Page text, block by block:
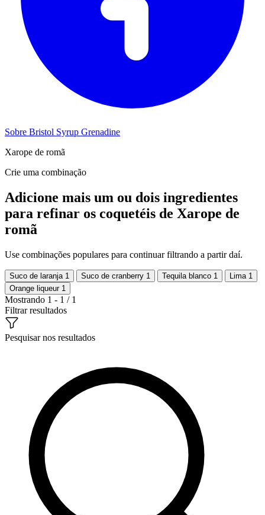
Sobre Bristol Syrup Grenadine
Xarope de romã
Crie uma combinação
Adicione mais um ou dois ingredientes
para refinar os coquetéis de Xarope de
romã
Use combinações populares para continuar filtrando a partir daí.
Suco de laranja 1 Suco de cranberry 1 Tequila blanco 1 Lima 1
Orange liqueur 1
Mostrando 1 - 1 / 1
Filtrar resultados
Pesquisar nos resultados